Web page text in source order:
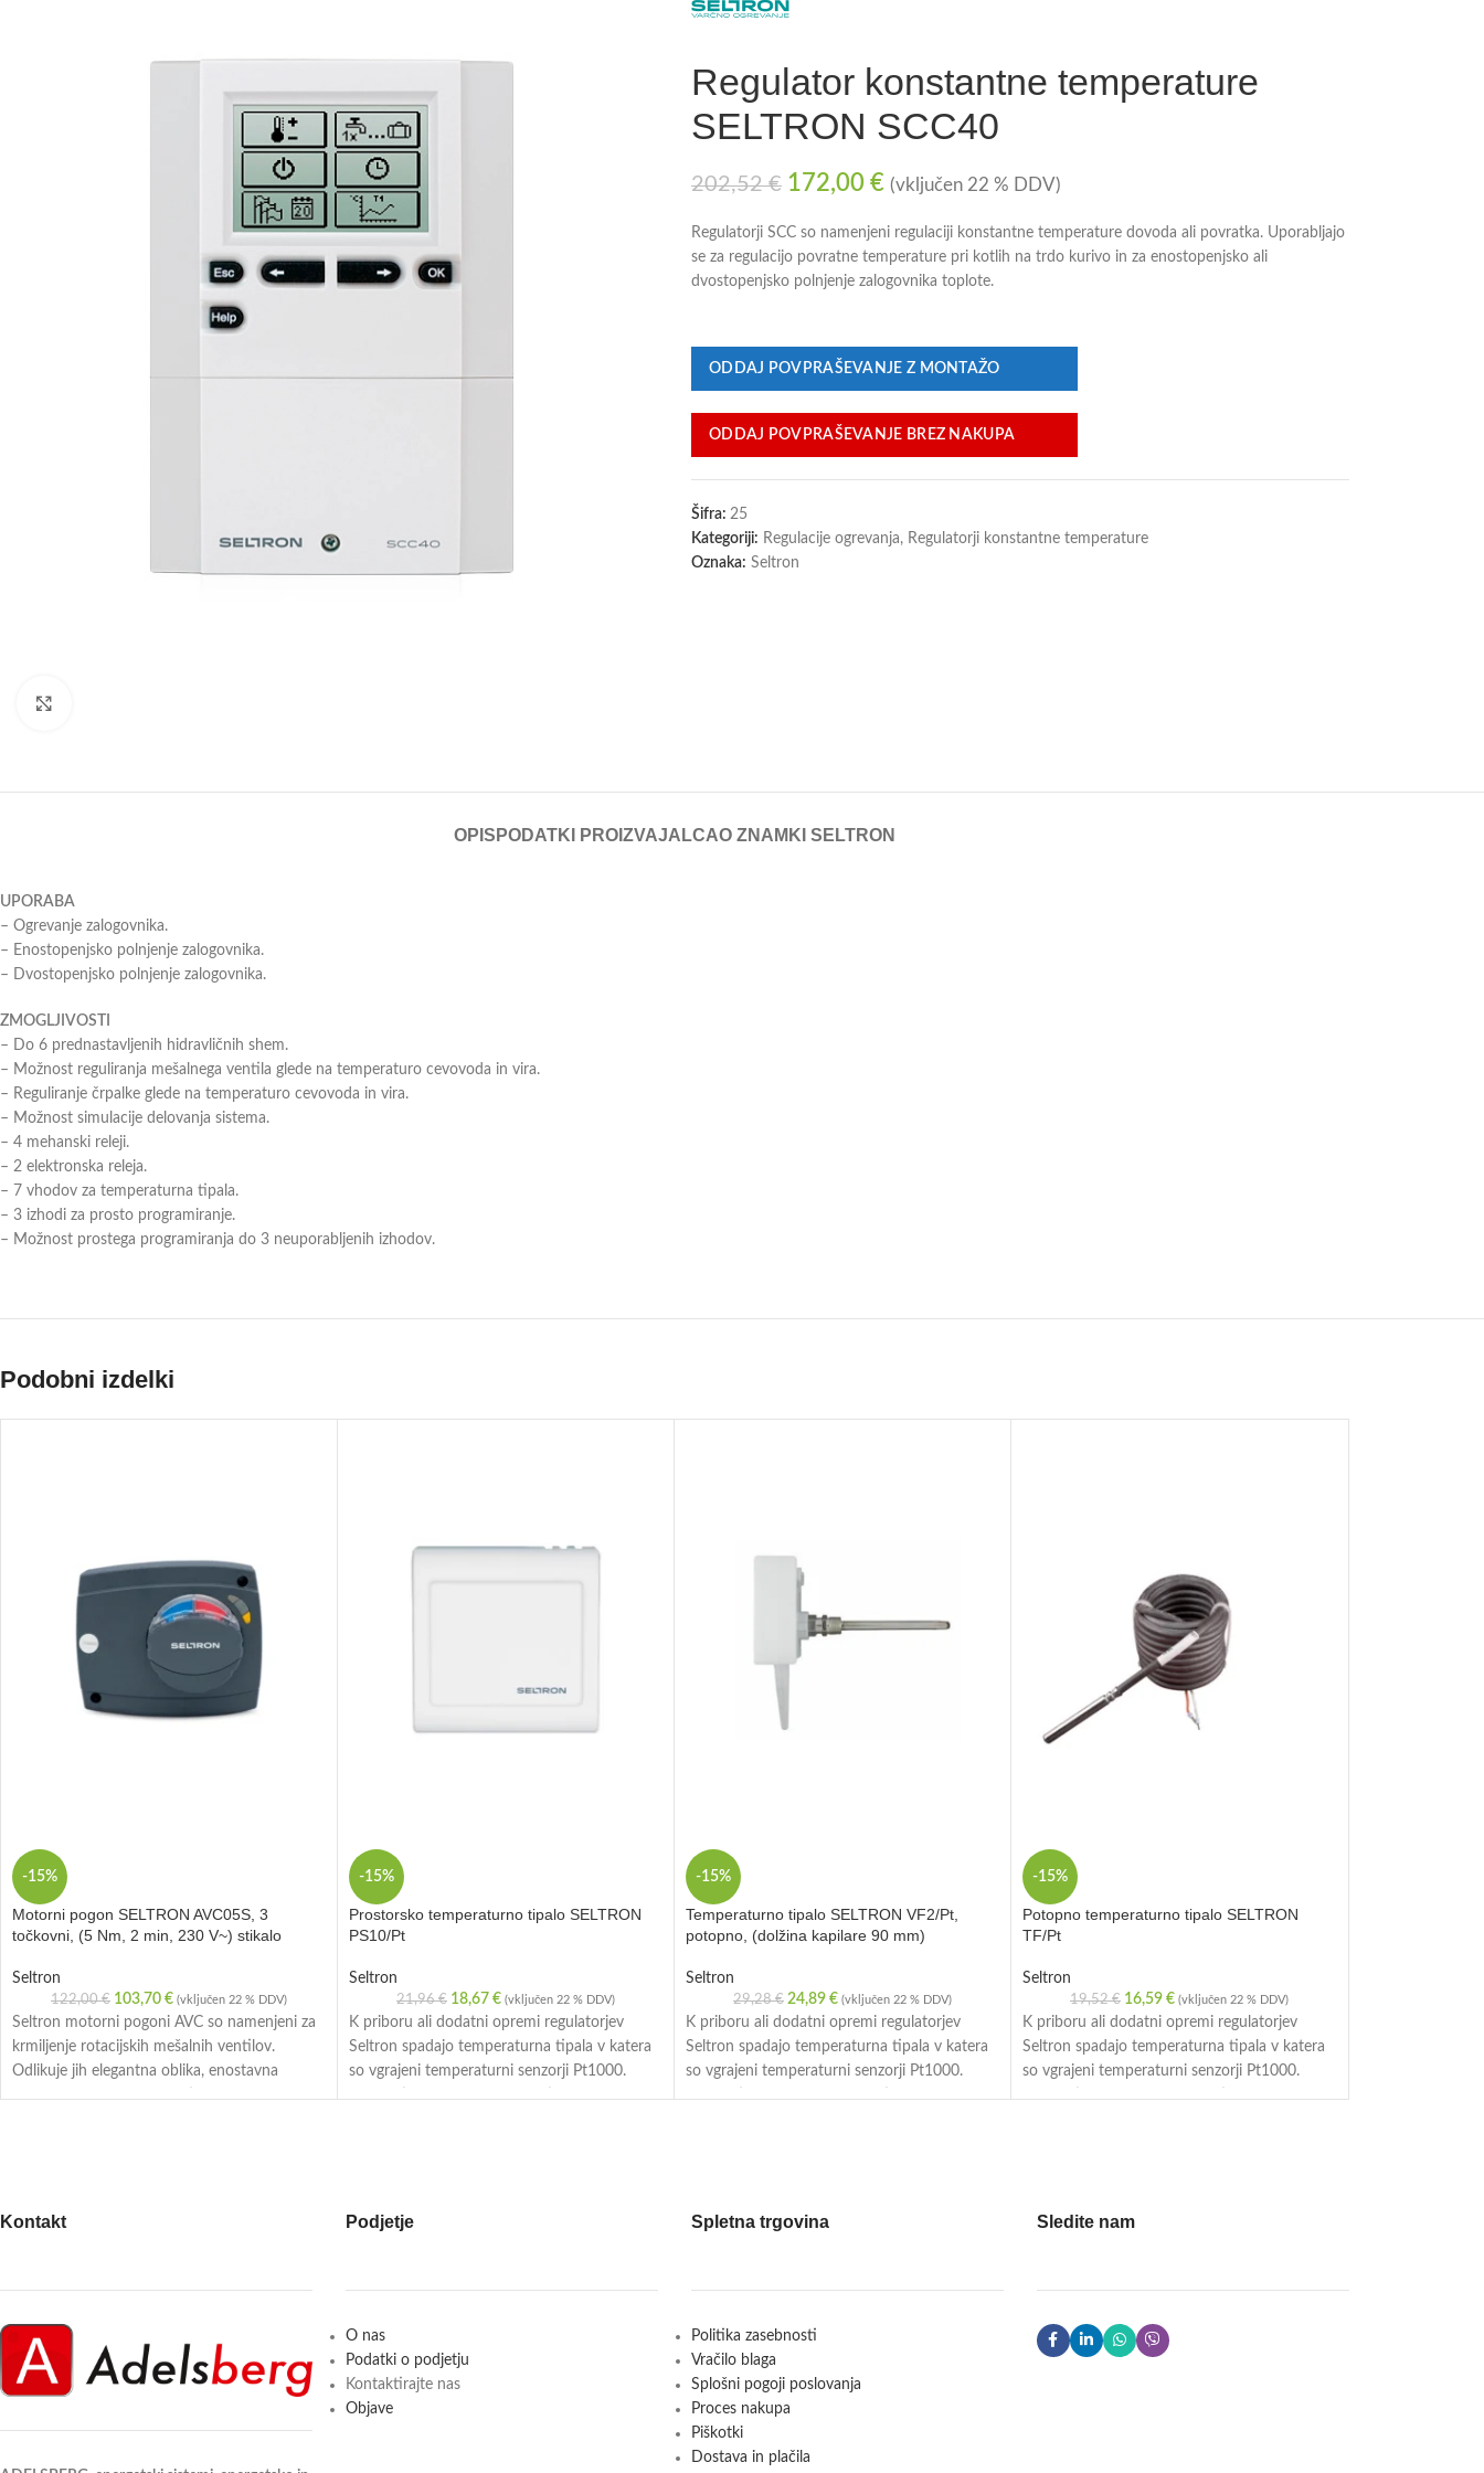
Regulator konstantne temperature
SELTRON SCC40
202,52€ 172,00 € (vključen 22 % DDV)
Regulatorji SCC so namenjeni regulaciji konstantne temperature dovoda ali povratka. Uporabljajo
se za regulacijo povratne temperature pri kotlih na trdo kurivo in za enostopenjsko ali
dvostopenjsko polnjenje zalogovnika toplote.
ODDAJ POVPRAŠEVANJE Z MONTAŽO
ODDAJ POVPRAŠEVANJE BREZ NAKUPA
Šifra: 25
Kategoriji: Regulacije ogrevanja, Regulatorji konstantne temperature
Oznaka: Seltron
OPIS PODATKI PROIZVAJALCAO ZNAMKI SELTRON
UPORABA
– Ogrevanje zalogovnika.
– Enostopenjsko polnjenje zalogovnika.
– Dvostopenjsko polnjenje zalogovnika.
ZMOGLJIVOSTI
– Do 6 prednastavljenih hidravličnih shem.
– Možnost reguliranja mešalnega ventila glede na temperaturo cevovoda in vira.
– Reguliranje črpalke glede na temperaturo cevovoda in vira.
– Možnost simulacije delovanja sistema.
– 4 mehanski releji.
– 2 elektronska releja.
– 7 vhodov za temperaturna tipala.
– 3 izhodi za prosto programiranje.
– Možnost prostega programiranja do 3 neuporabljenih izhodov.
Podobni izdelki
-15%
Motorni pogon SELTRON AVC05S, 3
točkovni, (5 Nm, 2 min, 230 V~) stikalo
Seltron
122,00€ 103,70 € (vključen 22 % DDV)
Seltron motorni pogoni AVC so namenjeni za
krmiljenje rotacijskih mešalnih ventilov.
Odlikuje jih elegantna oblika, enostavna
montaža in zanesljivo ter tiho delovanje.
-15%
Prostorsko temperaturno tipalo SELTRON
PS10/Pt
Seltron
21,96€ 18,67 € (vključen 22 % DDV)
K priboru ali dodatni opremi regulatorjev
Seltron spadajo temperaturna tipala v katera
so vgrajeni temperaturni senzorji Pt1000.
Nabor tipal zajema: zunanje tipalo, naležna ali
-15%
Temperaturno tipalo SELTRON VF2/Pt,
potopno, (dolžina kapilare 90 mm)
Seltron
29,28€ 24,89 € (vključen 22 % DDV)
K priboru ali dodatni opremi regulatorjev
Seltron spadajo temperaturna tipala v katera
so vgrajeni temperaturni senzorji Pt1000.
Nabor tipal zajema: zunanje tipalo, naležna ali
-15%
Potopno temperaturno tipalo SELTRON
TF/Pt
Seltron
19,52€ 16,59 € (vključen 22 % DDV)
K priboru ali dodatni opremi regulatorjev
Seltron spadajo temperaturna tipala v katera
so vgrajeni temperaturni senzorji Pt1000.
Nabor tipal zajema: zunanje tipalo, naležna ali
Kontakt Podjetje
O nas
Podatki o podjetju
Kontaktirajte nas
Objave
Spletna trgovina
Politika zasebnosti
Vračilo blaga
Splošni pogoji poslovanja
Proces nakupa
Piškotki
Dostava in plačila
Sledite nam